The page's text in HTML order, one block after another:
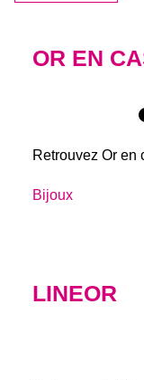
OR EN
Retrouvez Or en
Bijoux
LINEOR